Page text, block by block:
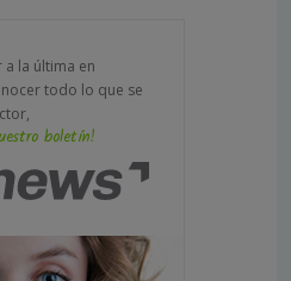
a la última en
todo lo que se
boletín!